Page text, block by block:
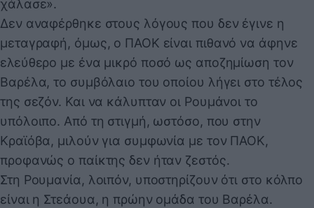
χάλασε».
Δεν αναφέρθηκε στους λόγους που δεν έγινε η
μεταγραφή, όμως, ο ΠΑΟΚ είναι πιθανό να άφηνε
ελεύθερο με ένα μικρό ποσό ως αποζημίωση τον
Βαρέλα, το συμβόλαιο του οποίου λήγει στο τέλος
της σεζόν. Και να κάλυπταν οι Ρουμάνοι το
υπόλοιπο. Από τη στιγμή, ωστόσο, που στην
Κραϊόβα, μιλούν για συμφωνία με τον ΠΑΟΚ,
προφανώς ο παίκτης δεν ήταν ζεστός.
Στη Ρουμανία, λοιπόν, υποστηρίζουν ότι στο κόλπο
είναι η Στεάουα, η πρώην ομάδα του Βαρέλα.